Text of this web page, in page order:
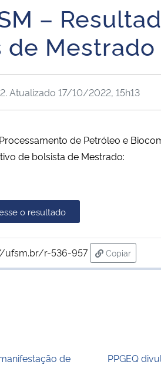
Banco Central do Brasil
–
Mestrado
. Atualizado 17/10/2022, 15h13
de Petróleo e
de bolsista de Mestrado:
o resultado
ufsm.br/r-536-957
Copiar
para área
de
PPGEQ